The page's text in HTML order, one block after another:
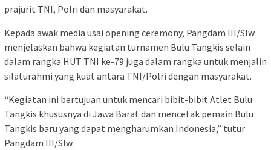
prajurit TNI, Polri dan masyarakat.
Kepada awak media usai opening ceremony, Pangdam III/Slw
menjelaskan bahwa kegiatan turnamen Bulu Tangkis selain
dalam rangka HUT TNI ke-79 juga dalam rangka untuk menjalin
silaturahmi yang kuat antara TNI/Polri dengan masyarakat.
“Kegiatan ini bertujuan untuk mencari bibit-bibit Atlet Bulu
Tangkis khususnya di Jawa Barat dan mencetak pemain Bulu
Tangkis baru yang dapat mengharumkan Indonesia,” tutur
Pangdam III/Slw.